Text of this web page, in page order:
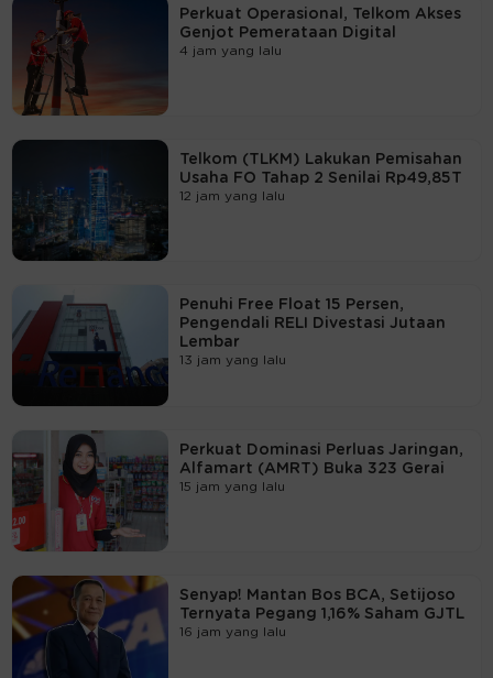
Perkuat Operasional, Telkom Akses
Genjot Pemerataan Digital
4 jam yang lalu
Telkom (TLKM) Lakukan Pemisahan
Usaha FO Tahap 2 Senilai Rp49,85T
12 jam yang lalu
Penuhi Free Float 15 Persen,
Pengendali RELI Divestasi Jutaan
Lembar
13 jam yang lalu
Perkuat Dominasi Perluas Jaringan,
Alfamart (AMRT) Buka 323 Gerai
15 jam yang lalu
Senyap! Mantan Bos BCA, Setijoso
Ternyata Pegang 1,16% Saham GJTL
16 jam yang lalu